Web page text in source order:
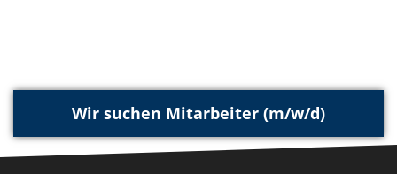
Wir suchen Mitarbeiter (m/w/d)